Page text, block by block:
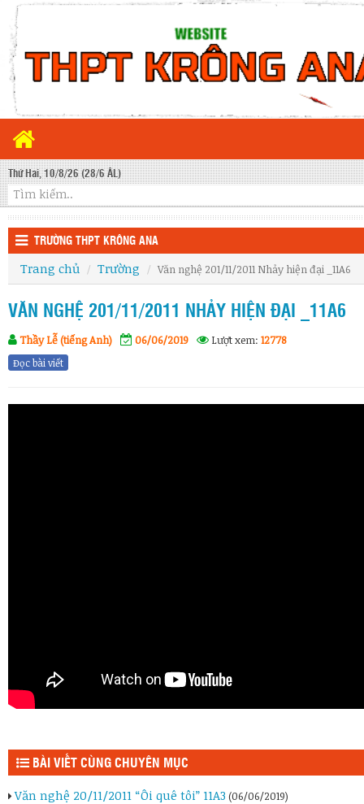
Thứ Hai, 10/8/26 (28/6 ÂL)
TRƯỜNG THPT KRÔNG ANA
Trang chủ Trường Văn nghệ 201/11/2011 Nhảy hiện đại _11A6
VĂN NGHỆ 201/11/2011 NHẢY HIỆN ĐẠI _11A6
Thầy Lễ (tiếng Anh) 06/06/2019 Lượt xem: 12778
Đọc bài viết
BÀI VIẾT CÙNG CHUYÊN MỤC
Văn nghệ 20/11/2011 “Ôi quê tôi” 11A3 (06/06/2019)